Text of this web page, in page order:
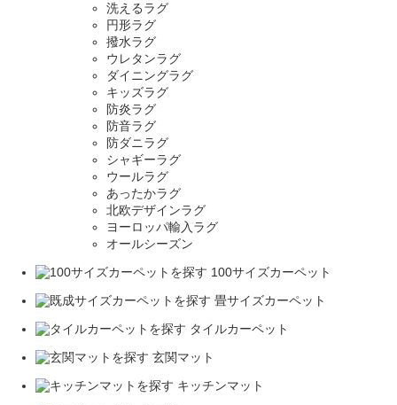
洗えるラグ
円形ラグ
撥水ラグ
ウレタンラグ
ダイニングラグ
キッズラグ
防炎ラグ
防音ラグ
防ダニラグ
シャギーラグ
ウールラグ
あったかラグ
北欧デザインラグ
ヨーロッパ輸入ラグ
オールシーズン
100サイズカーペット
畳サイズカーペット
タイルカーペット
玄関マット
キッチンマット